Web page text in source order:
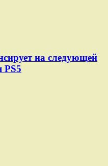
на следующей
PS5